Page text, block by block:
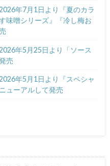
年7月1日より『夏のカラ
味噌シリーズ』『冷し梅お
年5月25日より「ソース
売
年5月1日より『スペシャ
ューアルして発売